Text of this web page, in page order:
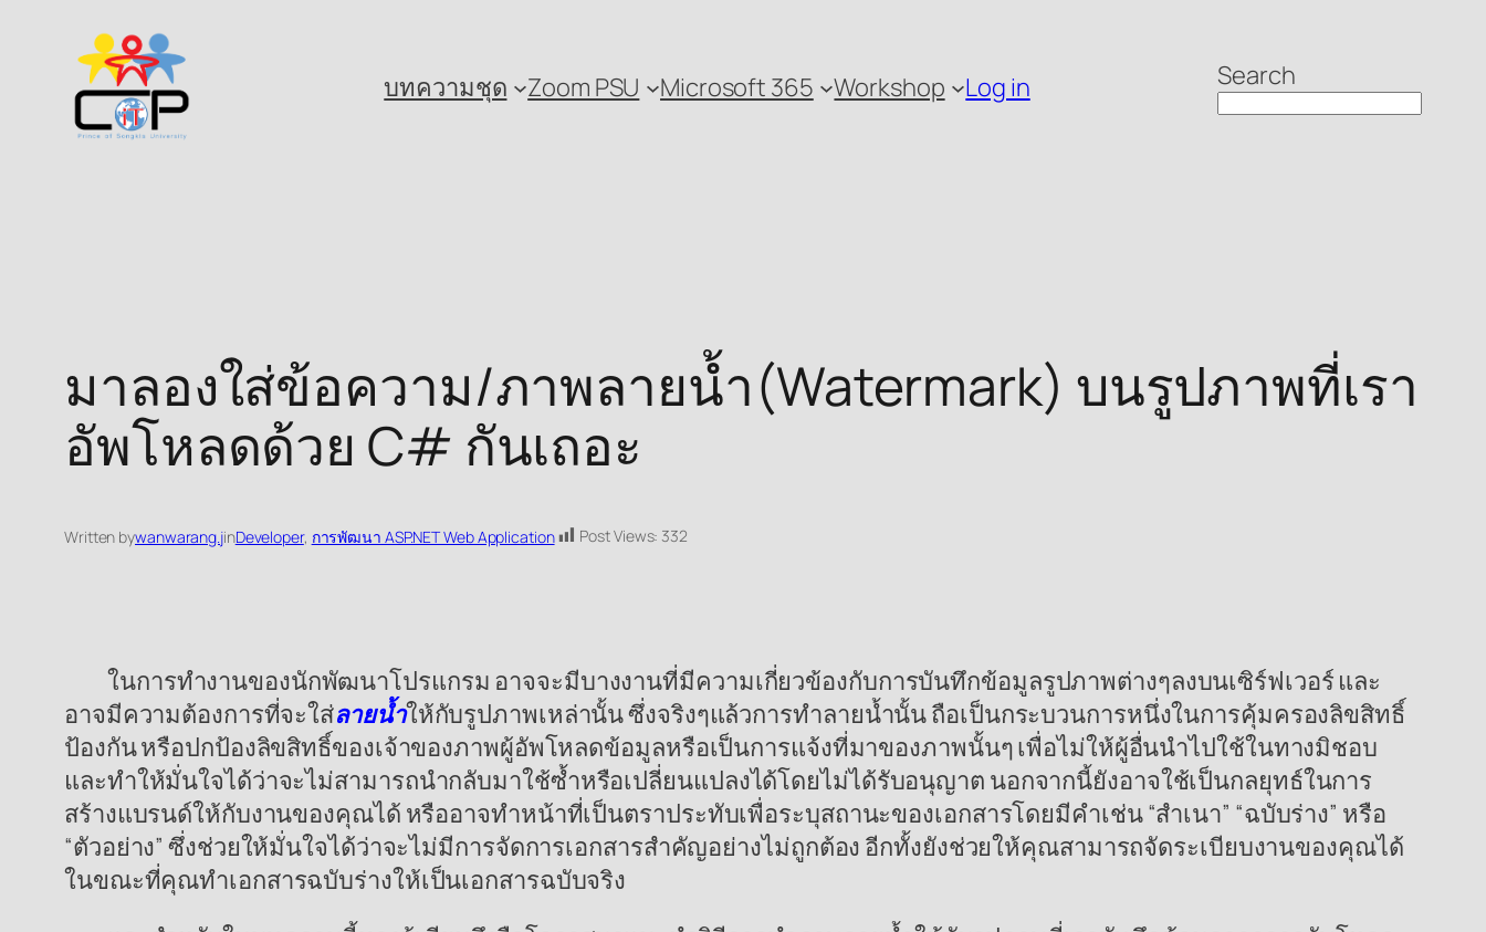
content
บทความชุด Zoom PSU Microsoft 365 Workshop Log in Search
มาลองใส่ข้อความ/ภาพลายน้ำ(Watermark) บนรูปภาพที่เรา
อัพโหลดด้วย C# กันเถอะ
Written bywanwarang.jinDeveloper, การพัฒนา ASP.NET Web Application Post Views: 332
ในการทำงานของนักพัฒนาโปรแกรม อาจจะมีบางงานที่มีความเกี่ยวข้องกับการบันทึกข้อมูลรูปภาพต่างๆลงบนเซิร์ฟเวอร์ และ
อาจมีความต้องการที่จะใส่ลายน้ำให้กับรูปภาพเหล่านั้น ซึ่งจริงๆแล้วการทำลายน้ำนั้น ถือเป็นกระบวนการหนึ่งในการคุ้มครองลิขสิทธิ์
ป้องกัน หรือปกป้องลิขสิทธิ์ของเจ้าของภาพผู้อัพโหลดข้อมูลหรือเป็นการแจ้งที่มาของภาพนั้นๆ เพื่อไม่ให้ผู้อื่นนำไปใช้ในทางมิชอบ
และทำให้มั่นใจได้ว่าจะไม่สามารถนำกลับมาใช้ซ้ำหรือเปลี่ยนแปลงได้โดยไม่ได้รับอนุญาต นอกจากนี้ยังอาจใช้เป็นกลยุทธ์ในการ
สร้างแบรนด์ให้กับงานของคุณได้ หรืออาจทำหน้าที่เป็นตราประทับเพื่อระบุสถานะของเอกสารโดยมีคำเช่น “สำเนา” “ฉบับร่าง” หรือ
“ตัวอย่าง” ซึ่งช่วยให้มั่นใจได้ว่าจะไม่มีการจัดการเอกสารสำคัญอย่างไม่ถูกต้อง อีกทั้งยังช่วยให้คุณสามารถจัดระเบียบงานของคุณได้
ในขณะที่คุณทำเอกสารฉบับร่างให้เป็นเอกสารฉบับจริง